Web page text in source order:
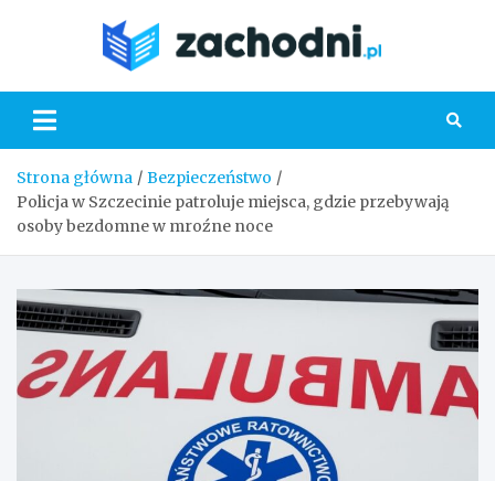
Strona główna
Bezpieczeństwo
Policja w Szczecinie patroluje miejsca, gdzie przebywają
osoby bezdomne w mroźne noce